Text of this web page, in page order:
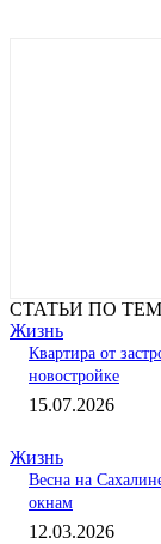
СТАТЬИ ПО
Жизнь
Квартира от
новостройке
15.07.2026
Жизнь
Весна на
окнам
12.03.2026